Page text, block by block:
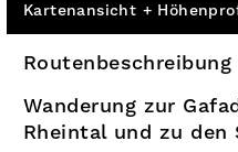
Kartenansicht +
Routenbeschreibung
Wanderung zur
Rheintal und zu den